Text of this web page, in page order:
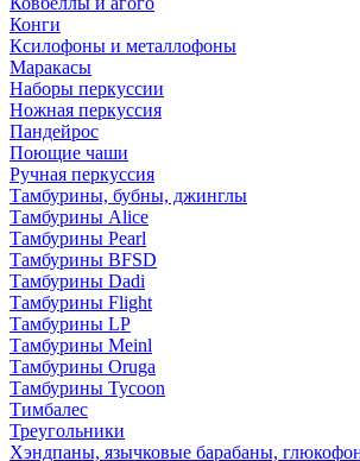
Конги
Ксилофоны и металлофоны
Маракасы
Наборы перкуссии
Ножная перкуссия
Пандейрос
Поющие чаши
Ручная перкуссия
Тамбурины, бубны, джинглы
Тамбурины Alice
Тамбурины Pearl
Тамбурины BFSD
Тамбурины Dadi
Тамбурины Flight
Тамбурины LP
Тамбурины Meinl
Тамбурины Oruga
Тамбурины Tycoon
Тимбалес
Треугольники
Хэндпаны, язычковые барабаны,